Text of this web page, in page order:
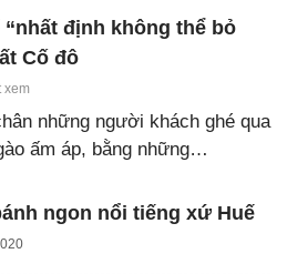
“nhất định không thể bỏ
Cố đô
xem
những người khách ghé qua
ấm áp, bằng những…
ngon nổi tiếng xứ Huế